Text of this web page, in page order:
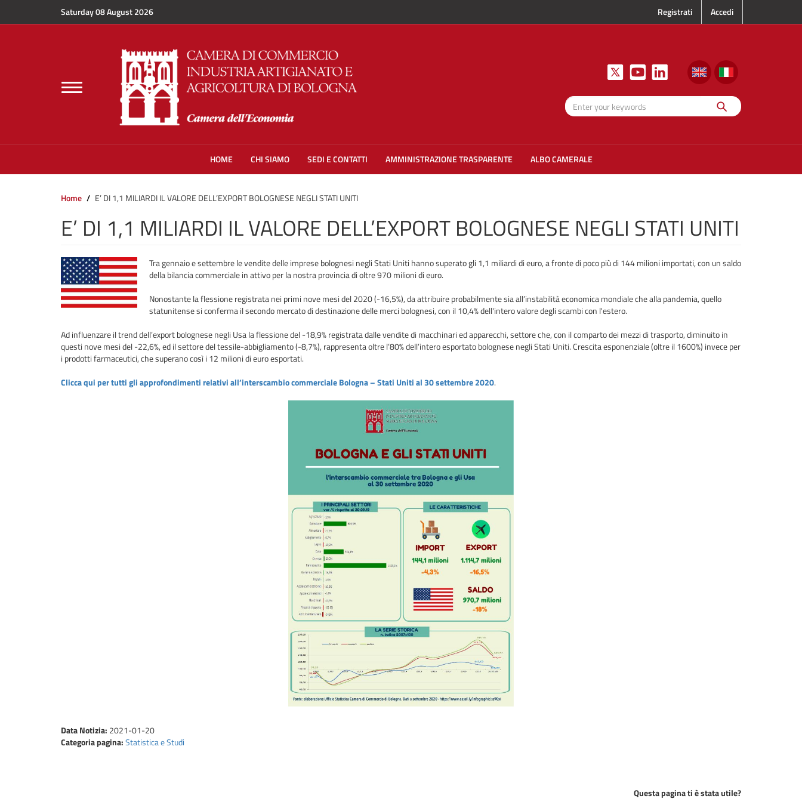
Saturday 08 August 2026 Registrati Accedi
Toggle
navigation
Search
HOME CHI SIAMO SEDI E CONTATTI AMMINISTRAZIONE TRASPARENTE ALBO CAMERALE
Home E’ DI 1,1 MILIARDI IL VALORE DELL’EXPORT BOLOGNESE NEGLI STATI UNITI
E’ DI 1,1 MILIARDI IL VALORE DELL’EXPORT BOLOGNESE NEGLI STATI UNITI
Tra gennaio e settembre le vendite delle imprese bolognesi negli Stati Uniti hanno superato gli 1,1 miliardi di euro, a fronte di poco più di 144 milioni importati, con un saldo
della bilancia commerciale in attivo per la nostra provincia di oltre 970 milioni di euro.
Nonostante la flessione registrata nei primi nove mesi del 2020 (-16,5%), da attribuire probabilmente sia all’instabilità economica mondiale che alla pandemia, quello
statunitense si conferma il secondo mercato di destinazione delle merci bolognesi, con il 10,4% dell'intero valore degli scambi con l'estero.
Ad influenzare il trend dell’export bolognese negli Usa la flessione del -18,9% registrata dalle vendite di macchinari ed apparecchi, settore che, con il comparto dei mezzi di trasporto, diminuito in
questi nove mesi del -22,6%, ed il settore del tessile-abbigliamento (-8,7%), rappresenta oltre l’80% dell’intero esportato bolognese negli Stati Uniti. Crescita esponenziale (oltre il 1600%) invece per
i prodotti farmaceutici, che superano così i 12 milioni di euro esportati.
Clicca qui per tutti gli approfondimenti relativi all’interscambio commerciale Bologna – Stati Uniti al 30 settembre 2020.
Data Notizia: 2021-01-20
Categoria pagina:Statistica e Studi
Questa pagina ti è stata utile?